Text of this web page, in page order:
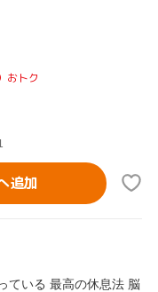
おトク
追加
ている 最高の休息法 脳